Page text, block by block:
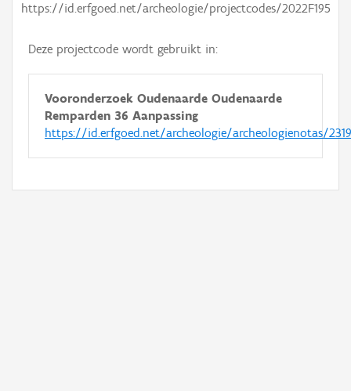
https://id.erfgoed.net/archeologie/projectcodes/2022F195
Deze projectcode wordt gebruikt in:
Vooronderzoek Oudenaarde Oudenaarde
Remparden 36 Aanpassing
https://id.erfgoed.net/archeologie/archeologienotas/